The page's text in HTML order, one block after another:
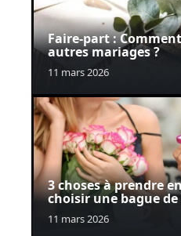
Faire-part :
autres mariages ?
11 mars 2026
3 choses à prendre
choisir une bague
11 mars 2026